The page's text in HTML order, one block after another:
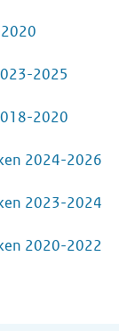
2025
2020
2024-2026
2023-2024
2020-2022